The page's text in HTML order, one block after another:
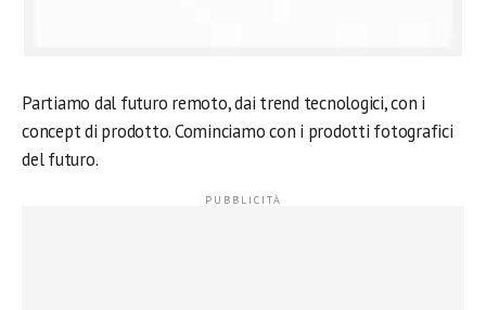
Partiamo dal futuro remoto, dai trend tecnologici, con i
concept di prodotto. Cominciamo con i prodotti fotografici
del futuro.